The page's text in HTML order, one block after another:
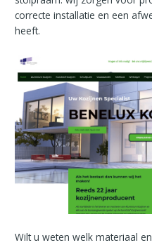
correcte installatie en een
heeft.
Wilt u weten welk materiaal